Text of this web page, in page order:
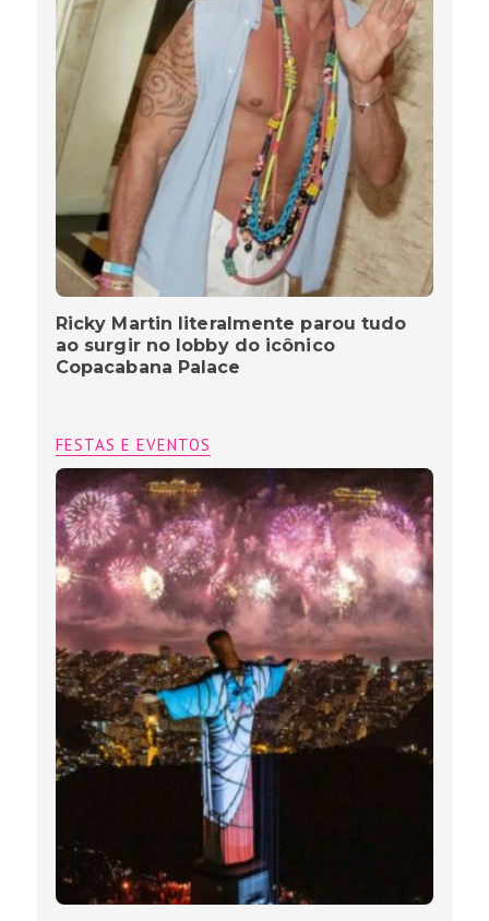
Ricky Martin literalmente parou tudo
ao surgir no lobby do icônico
Copacabana Palace
FESTAS E EVENTOS